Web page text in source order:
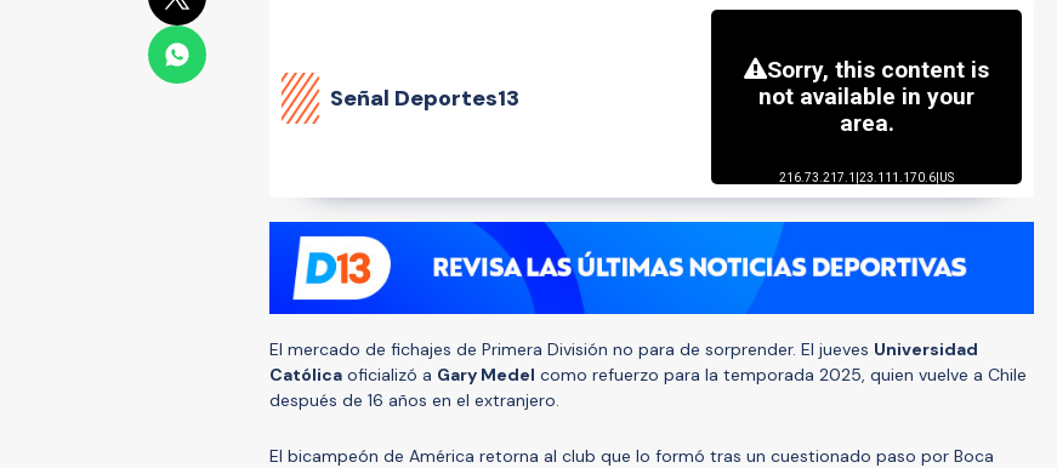
Señal Deportes13
El mercado de fichajes de Primera División no para de sorprender. El jueves Universidad
Católica oficializó a Gary Medel como refuerzo para la temporada 2025, quien vuelve a Chile
después de 16 años en el extranjero.
El bicampeón de América retorna al club que lo formó tras un cuestionado paso por Boca